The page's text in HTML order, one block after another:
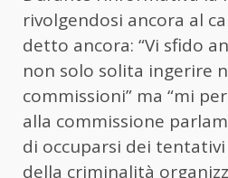
rivolgendosi ancora al
detto ancora: “Vi sfido
non solo solita ingerire
commissioni” ma “mi
alla commissione
di occuparsi dei
della criminalità